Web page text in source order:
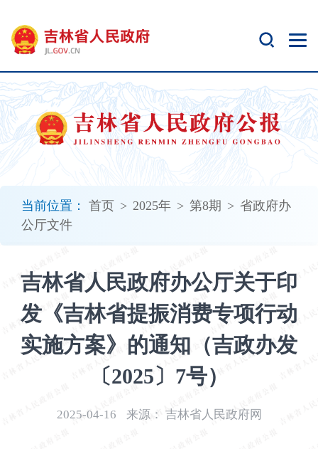
当前位置： 首页 > 2025年 > 第8期 > 省政府办
公厅文件
吉林省人民政府办公厅关于印
发《吉林省提振消费专项行动
实施方案》的通知（吉政办发
〔2025〕7号）
2025-04-16 来源： 吉林省人民政府网
开
无
障
碍
说
明
加